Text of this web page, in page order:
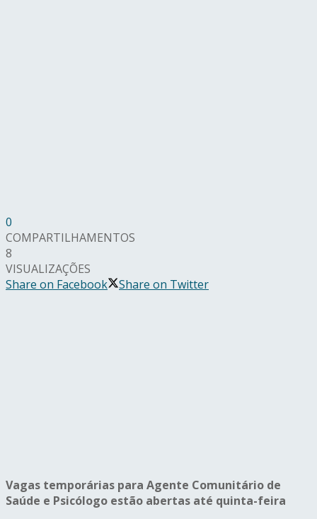
0
COMPARTILHAMENTOS
8
VISUALIZAÇÕES
Share on Facebook
Share on Twitter
Vagas temporárias para Agente Comunitário de
Saúde e Psicólogo estão abertas até quinta-feira